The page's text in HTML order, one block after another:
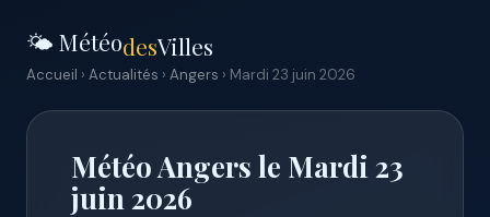
🌤️ MétéodesVilles
Accueil › Actualités › Angers › Mardi 23 juin 2026
Météo Angers le Mardi 23
juin 2026